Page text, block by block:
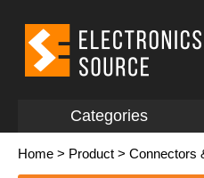
Categories
Home > Product > Connectors